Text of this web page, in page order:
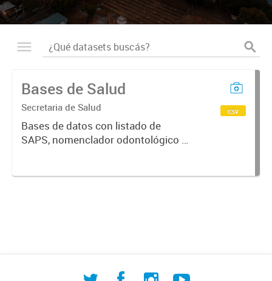
Bases de Salud
Secretaria de Salud
Bases de datos con listado de
SAPS, nomenclador odontológico y
csv